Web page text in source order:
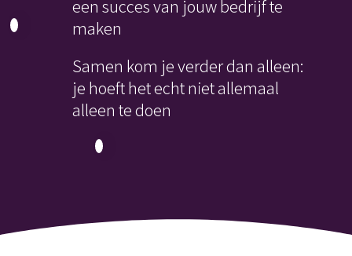
een succes van jouw bedrijf te
maken
Samen kom je verder dan alleen:
je hoeft het echt niet allemaal
alleen te doen